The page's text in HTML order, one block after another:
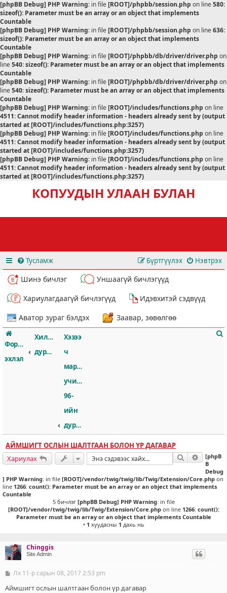
[phpBB Debug] PHP Warning: in file[ROOT]/phpbb/session.php on line580:
sizeof(): Parameter must be an array or an object that implements
Countable
[phpBB Debug] PHP Warning: in file[ROOT]/phpbb/session.php on line636:
sizeof(): Parameter must be an array or an object that implements
Countable
[phpBB Debug] PHP Warning: in file[ROOT]/phpbb/db/driver/driver.php on
line540:sizeof(): Parameter must be an array or an object that implements
Countable
[phpBB Debug] PHP Warning: in file[ROOT]/phpbb/db/driver/driver.php on
line540:sizeof(): Parameter must be an array or an object that implements
Countable
[phpBB Debug] PHP Warning: in file[ROOT]/includes/functions.php on line
4511:Cannot modify header information - headers already sent by (output
started at [ROOT]/includes/functions.php:3257)
[phpBB Debug] PHP Warning: in file[ROOT]/includes/functions.php on line
4511:Cannot modify header information - headers already sent by (output
started at [ROOT]/includes/functions.php:3257)
[phpBB Debug] PHP Warning: in file[ROOT]/includes/functions.php on line
4511:Cannot modify header information - headers already sent by (output
started at [ROOT]/includes/functions.php:3257)
КОПУУДЫН УЛААН БУЛАН
Тусламж Нэвтрэх
Бүртгүүлэх
Шинэ бичлэг
Уншаагүй бичлэгүүд
Хариулагдаагүй бичлэгүүд
Идэвхитэй сэдвүүд
Аватор зураг бэлдэх
Заавар, зөвөлгөө
Форумын
эхлэл
Хилссборогийн
дурсгал
Хэзээ
ч
мартах
учиргүй
96-
ийн
дурсгалд
АЙМШИГТ ОСЛЫН ШАЛТГААН БОЛОН ҮР ДАГАВАР
Хариулах
Хайлт
[phpB
B
Debug
] PHP Warning: in file [ROOT]/vendor/twig/twig/lib/Twig/Extension/Core.php on
line 1266: count(): Parameter must be an array or an object that implements
Countable
5 бичлэг [phpBB Debug] PHP Warning: in file
[ROOT]/vendor/twig/twig/lib/Twig/Extension/Core.phpon line 1266: count():
Parameter must be an array or an object that implements Countable
• 1 хуудасны 1 дахь нь
Chinggis
Site Admin
Б
ч
Лх 11-р сарын 08, 2017 2:53 pm
Аймшигт ослын шалтгаан болон үр дагавар